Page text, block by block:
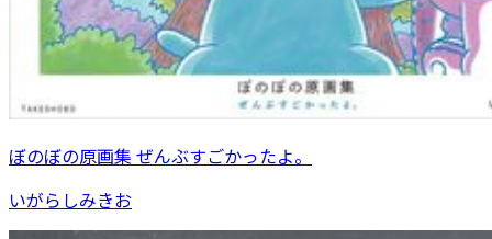
ぼのぼの原画集 ぜんぶすごかったよ。
いがらしみきお